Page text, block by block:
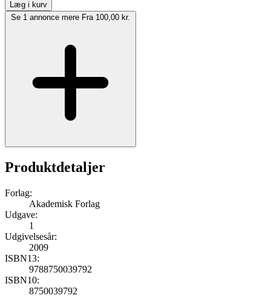
Læg i kurv
Se 1 annonce mere Fra 100,00 kr.
Produktdetaljer
Forlag:
Akademisk Forlag
Udgave:
1
Udgivelsesår:
2009
ISBN13:
9788750039792
ISBN10:
8750039792